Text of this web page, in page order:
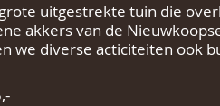
uitgestrekte tuin die
akkers van de
we diverse acticiteiten ook